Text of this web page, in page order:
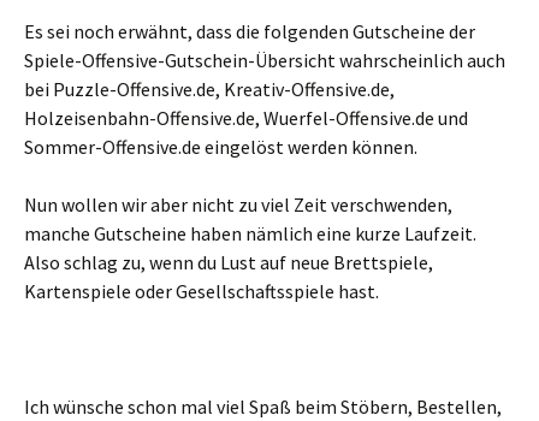
Es sei noch erwähnt, dass die folgenden Gutscheine der
Spiele-Offensive-Gutschein-Übersicht wahrscheinlich auch
bei Puzzle-Offensive.de, Kreativ-Offensive.de,
Holzeisenbahn-Offensive.de, Wuerfel-Offensive.de und
Sommer-Offensive.de eingelöst werden können.
Nun wollen wir aber nicht zu viel Zeit verschwenden,
manche Gutscheine haben nämlich eine kurze Laufzeit.
Also schlag zu, wenn du Lust auf neue Brettspiele,
Kartenspiele oder Gesellschaftsspiele hast.
Ich wünsche schon mal viel Spaß beim Stöbern, Bestellen,